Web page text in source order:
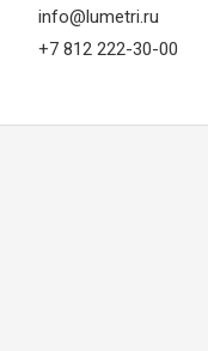
info@lumetri.ru
+7 812 222-30-00